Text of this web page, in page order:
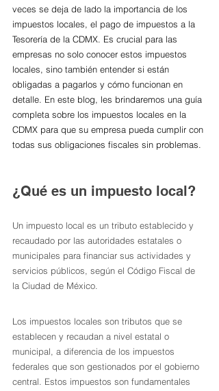
veces se deja de lado la importancia de los
impuestos locales, el pago de impuestos a la
Tesorería de la CDMX. Es crucial para las
empresas no solo conocer estos impuestos
locales, sino también entender si están
obligadas a pagarlos y cómo funcionan en
detalle. En este blog, les brindaremos una guía
completa sobre los impuestos locales en la
CDMX para que su empresa pueda cumplir con
todas sus obligaciones fiscales sin problemas.
¿Qué es un impuesto local?
Un impuesto local es un tributo establecido y
recaudado por las autoridades estatales o
municipales para financiar sus actividades y
servicios públicos, según el Código Fiscal de
la Ciudad de México.
Los impuestos locales son tributos que se
establecen y recaudan a nivel estatal o
municipal, a diferencia de los impuestos
federales que son gestionados por el gobierno
central. Estos impuestos son fundamentales